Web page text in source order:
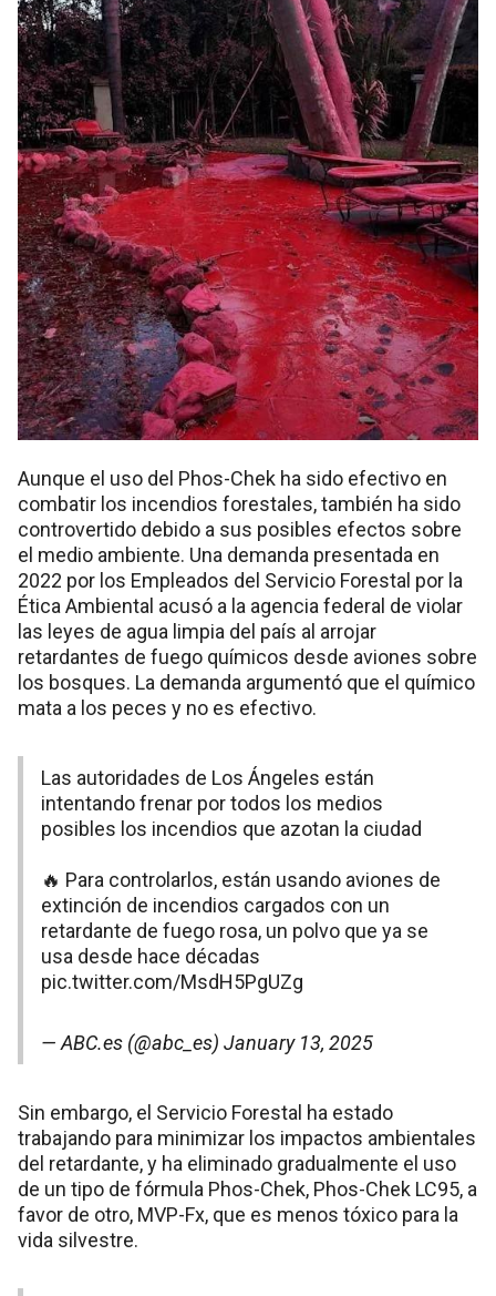
Aunque el uso del Phos-Chek ha sido efectivo en
combatir los incendios forestales, también ha sido
controvertido debido a sus posibles efectos sobre
el medio ambiente. Una demanda presentada en
2022 por los Empleados del Servicio Forestal por la
Ética Ambiental acusó a la agencia federal de violar
las leyes de agua limpia del país al arrojar
retardantes de fuego químicos desde aviones sobre
los bosques. La demanda argumentó que el químico
mata a los peces y no es efectivo.
Las autoridades de Los Ángeles están
intentando frenar por todos los medios
posibles los incendios que azotan la ciudad
🔥 Para controlarlos, están usando aviones de
extinción de incendios cargados con un
retardante de fuego rosa, un polvo que ya se
usa desde hace décadas
pic.twitter.com/MsdH5PgUZg
— ABC.es (@abc_es) January 13, 2025
Sin embargo, el Servicio Forestal ha estado
trabajando para minimizar los impactos ambientales
del retardante, y ha eliminado gradualmente el uso
de un tipo de fórmula Phos-Chek, Phos-Chek LC95, a
favor de otro, MVP-Fx, que es menos tóxico para la
vida silvestre.